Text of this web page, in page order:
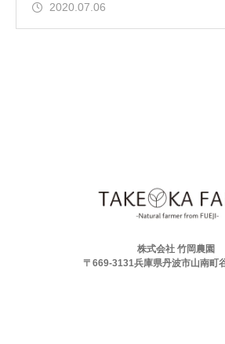
2020.07.06
株式会社 竹岡農園
〒669-3131兵庫県丹波市山南町